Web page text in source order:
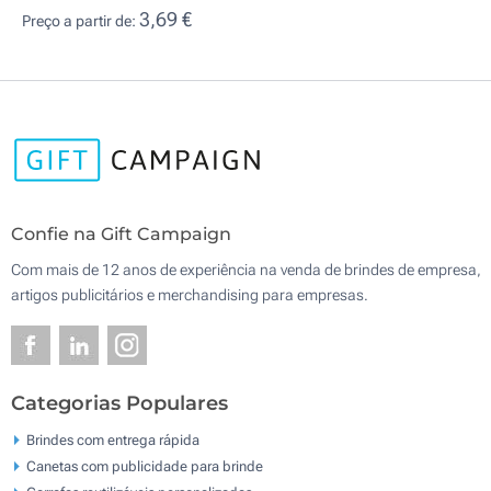
Preço a partir de: 3,69 €
Confie na Gift Campaign
Com mais de 12 anos de experiência na venda de brindes de empresa,
artigos publicitários e merchandising para empresas.
Categorias Populares
Brindes com entrega rápida
Canetas com publicidade para brinde